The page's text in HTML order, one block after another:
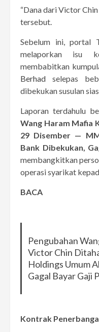
“Dana dari Victor
tersebut.
Sebelum ini, portal
melaporkan isu
membabitkan
Berhad selepas
dibekukan susulan
Laporan terdahulu
Wang Haram Mafia
29 Disember —
Bank Dibekukan,
membangkitkan
operasi syarikat
BACA
Pengubahan
Victor Chin
Holdings Umum
Gagal Bayar Gaji
Kontrak